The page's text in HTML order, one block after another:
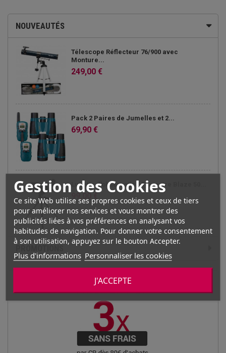
Gestion des Cookies
Ce site Web utilise ses propres cookies et ceux de tiers
pour améliorer nos services et vous montrer des
publicités liées à vos préférences en analysant vos
habitudes de navigation. Pour donner votre consentement
à son utilisation, appuyez sur le bouton Accepter.
Plus d'informations Personnaliser les cookies
J'ACCEPTE
NOUVEAUTÉS
Télescope Réflecteur 76/900 avec
Monture...
249,00 €
Pack 2 Paires de Jumelles et 2...
69,90 €
Lunette d'observation Terrestre Blaze 50...